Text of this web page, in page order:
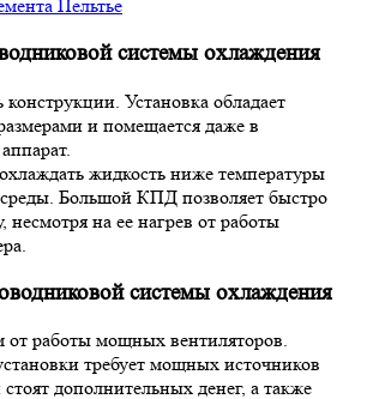
системы охлаждения
Установка обладает
и помещается даже в
жидкость ниже температуры
Большой КПД позволяет быстро
несмотря на ее нагрев от работы
системы охлаждения
работы мощных вентиляторов.
требует мощных источников
дополнительных денег, а также